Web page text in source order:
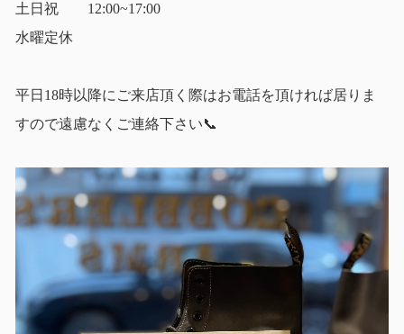
土日祝 12:00~17:00
水曜定休
平日18時以降にご来店頂く際はお電話を頂ければ居りま
すので遠慮なくご連絡下さい📞